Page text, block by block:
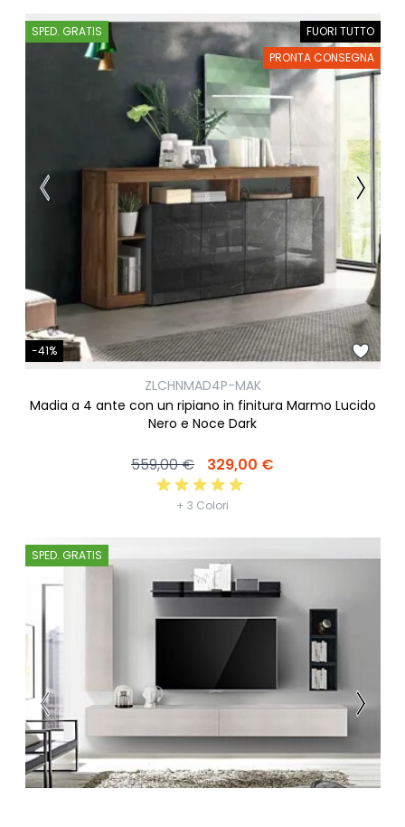
SPED. GRATIS
FUORI TUTTO
PRONTA CONSEGNA
-41%
ZLCHNMAD4P-MAK
Madia a 4 ante con un ripiano in finitura Marmo Lucido
Nero e Noce Dark
559,00 € 329,00 €
+ 3 Colori
SPED. GRATIS